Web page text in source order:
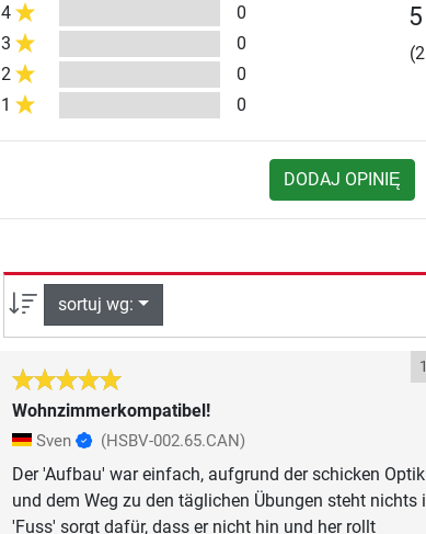
4
0
3
0
2
0
1
0
5
DODAJ OPINIĘ
sortuj wg:
Wohnzimmerkompatibel!
Sven (HSBV-002.65.CAN)
Der 'Aufbau' war einfach, aufgrund der schicken
und dem Weg zu den täglichen Übungen steht nichts
'Fuss' sorgt dafür, dass er nicht hin und her rollt